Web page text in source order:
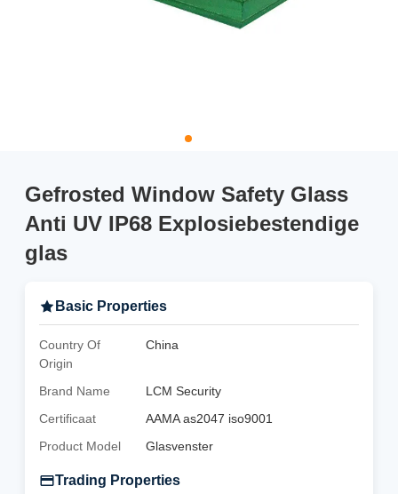
Gefrosted Window Safety Glass
Anti UV IP68 Explosiebestendige
glas
Basic Properties
Country Of
Origin
China
Brand Name
LCM Security
Certificaat
AAMA as2047 iso9001
Product Model
Glasvenster
Trading Properties